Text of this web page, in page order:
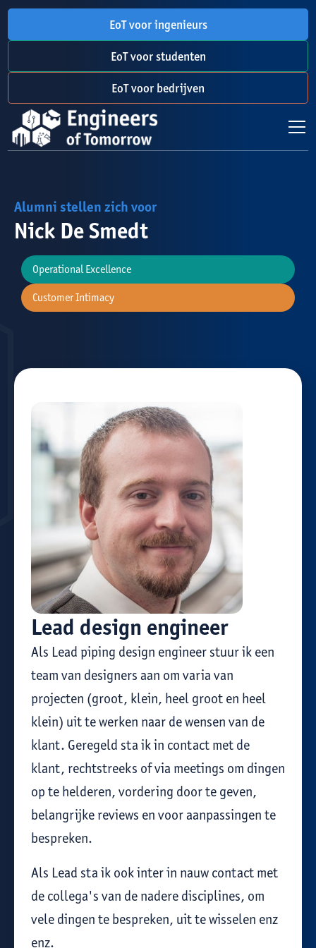
EoT voor ingenieurs
EoT voor studenten
EoT voor bedrijven
Alumni stellen zich voor
Nick De Smedt
Operational Excellence
Customer Intimacy
Lead design engineer
Als Lead piping design engineer stuur ik een
team van designers aan om varia van
projecten (groot, klein, heel groot en heel
klein) uit te werken naar de wensen van de
klant. Geregeld sta ik in contact met de
klant, rechtstreeks of via meetings om dingen
op te helderen, vordering door te geven,
belangrijke reviews en voor aanpassingen te
bespreken.
Als Lead sta ik ook inter in nauw contact met
de collega's van de nadere disciplines, om
vele dingen te bespreken, uit te wisselen enz
enz.